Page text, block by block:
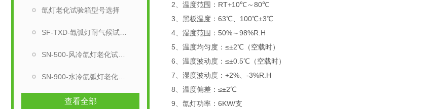
氙灯老化试验箱型号选择
查看全部
2、温度范围：RT+10℃～80℃
3、黑板温度：63℃、100℃±3℃
4、湿度范围：50%～98%R.H
5、温度均匀度：≤±2℃（空载时）
6、温度波动度：≤±0.5℃（空载时）
7、湿度波动度：+2%、-3%R.H
8、温度偏差：≤±2℃
9、氙灯功率：6KW/支